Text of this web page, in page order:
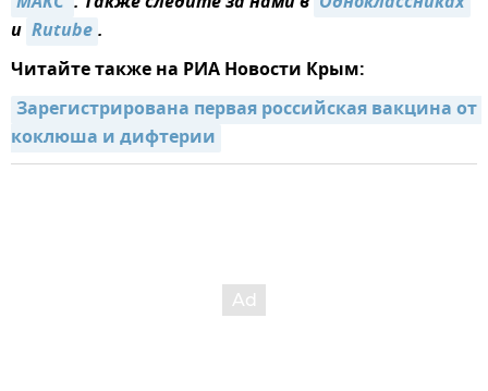
и Rutube.
Читайте также на РИА Новости Крым:
Зарегистрирована первая российская вакцина от
коклюша и дифтерии